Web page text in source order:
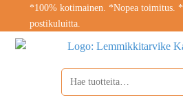
*100% kotimainen. *Nopea toimitus.
postikuluitta.